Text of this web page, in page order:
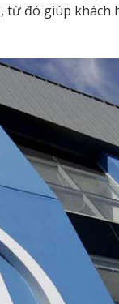
từ đó giúp